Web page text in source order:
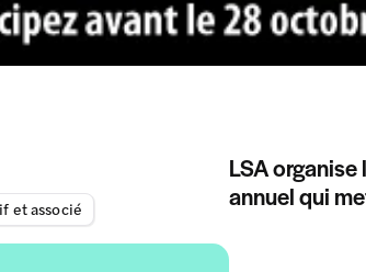
et associé
LSA
annuel qui